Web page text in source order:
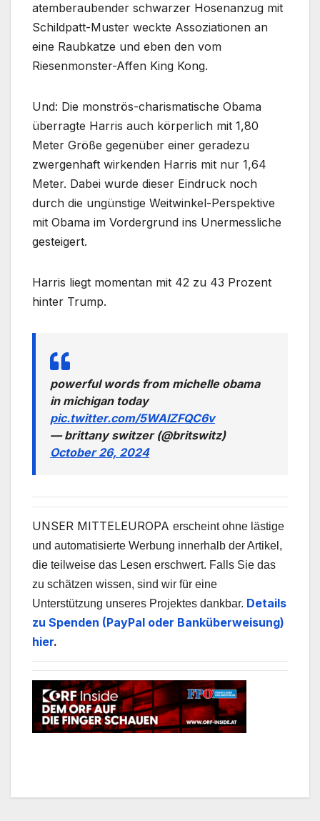
atemberaubender schwarzer Hosenanzug mit
Schildpatt-Muster weckte Assoziationen an
eine Raubkatze und eben den vom
Riesenmonster-Affen King Kong.
Und: Die monströs-charismatische Obama
überragte Harris auch körperlich mit 1,80
Meter Größe gegenüber einer geradezu
zwergenhaft wirkenden Harris mit nur 1,64
Meter. Dabei wurde dieser Eindruck noch
durch die ungünstige Weitwinkel-Perspektive
mit Obama im Vordergrund ins Unermessliche
gesteigert.
Harris liegt momentan mit 42 zu 43 Prozent
hinter Trump.
powerful words from michelle obama
in michigan today
pic.twitter.com/5WAIZFQC6v
— brittany switzer (@britswitz)
October 26, 2024
UNSER MITTELEUROPA erscheint ohne lästige
und automatisierte Werbung innerhalb der Artikel,
die teilweise das Lesen erschwert. Falls Sie das
zu schätzen wissen, sind wir für eine
Unterstützung unseres Projektes dankbar. Details
zu Spenden (PayPal oder Banküberweisung)
hier.